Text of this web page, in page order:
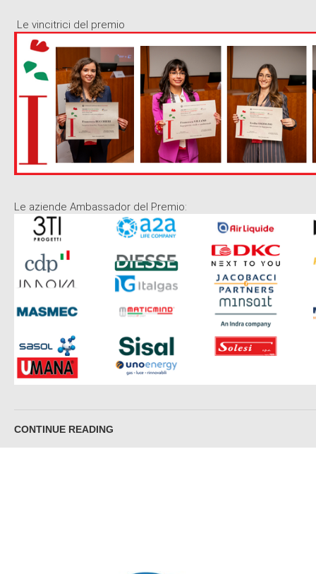
Le vincitrici del premio
Le aziende Ambassador del Premio:
CONTINUE READING